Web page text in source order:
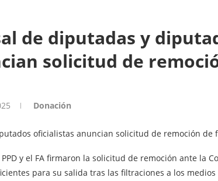
de diputadas y
solicitud de
Donación
oficialistas anuncian solicitud de remoción de
PPD y el FA firmaron la solicitud de remoción ante la
para su salida tras las filtraciones a los